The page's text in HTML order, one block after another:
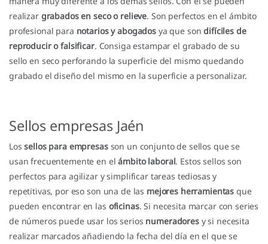
realizar grabados en seco o relieve. Son perfectos en el ámbito
profesional para notarios y abogadosya que sondifíciles de
reproducir o falsificar. Consiga estampar el grabado de su
sello en seco perforando la superficie del mismo quedando
grabado el diseño del mismo en la superficie a personalizar.
Sellos empresas Jaén
Lossellos para empresasson un conjunto de sellos que se
usan frecuentemente en elámbito laboral. Estos sellos son
perfectos para agilizar y simplificar tareas tediosas y
repetitivas, por eso son una de las mejores herramientas que
pueden encontrar en las oficinas. Si necesita marcar con series
de números puede usar los serios numeradoresy si necesita
realizar marcados añadiendo la fecha del día en el que se